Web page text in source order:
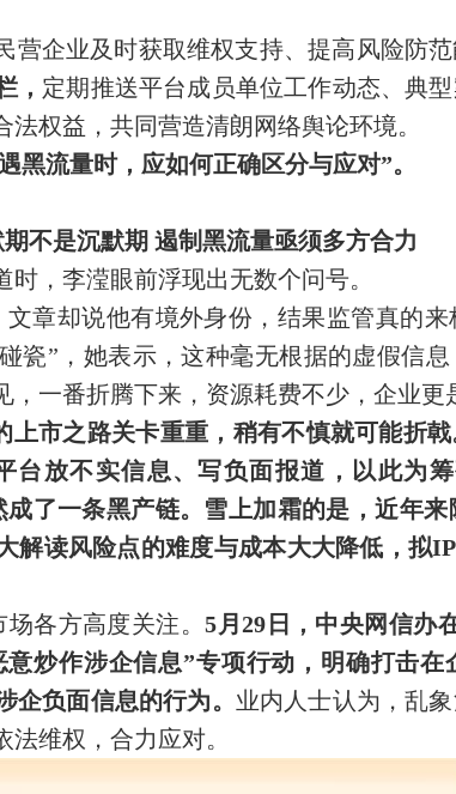
营企业及时获取维权支持、提高风险防范
， 定期推送平台成员单位工作动态、典
权益，共同营造清朗网络舆论环境。
黑流量时，应如何正确区分与应对”。
不是沉默期 遏制黑流量亟须多方合力
，李滢眼前浮现出无数个问号。
章却说他有境外身份，结果监管真的
瓷”，她表示，这种毫无根据的虚假信
一番折腾下来，资源耗费不少，企业更
上市之路关卡重重，稍有不慎就可能折
台放不实信息、写负面报道，以此为
了一条黑产链。雪上加霜的是，近年
解读风险点的难度与成本大大降低，拟
场各方高度关注。5月29日，中央网信办
炒作涉企信息”专项行动，明确打击
企负面信息的行为。 业内人士认为，乱
维权，合力应对。